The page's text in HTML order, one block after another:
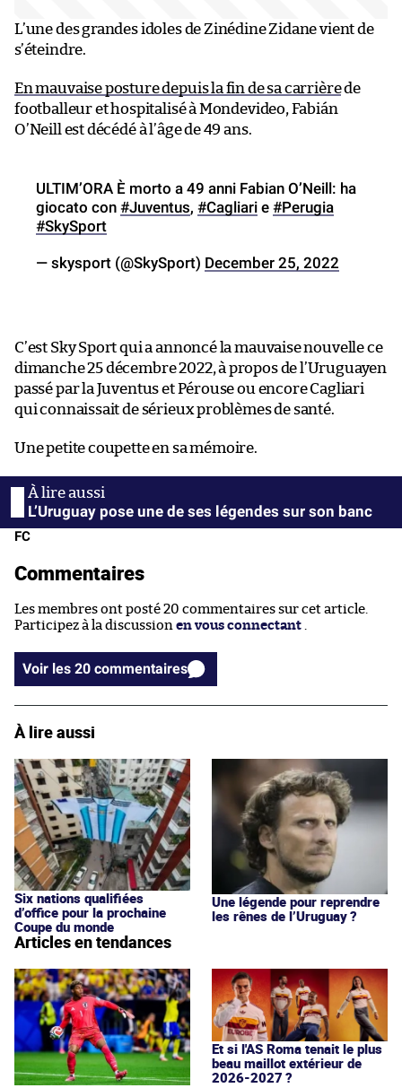
L’une des grandes idoles de Zinédine Zidane vient de
s’éteindre.
En mauvaise posture depuis la fin de sa carrièrede
footballeur et hospitalisé à Mondevideo, Fabián
O’Neill est décédé à l’âge de 49 ans.
ULTIM’ORA È morto a 49 anni Fabian O’Neill: ha
giocato con #Juventus, #Cagliari e #Perugia
#SkySport
— skysport (@SkySport) December 25, 2022
C’est Sky Sport qui a annoncé la mauvaise nouvelle ce
dimanche 25 décembre 2022, à propos de l’Uruguayen
passé par la Juventus et Pérouse ou encore Cagliari
qui connaissait de sérieux problèmes de santé.
Une petite coupette en sa mémoire.
L’Uruguay pose une de ses légendes sur son banc
FC
Commentaires
Les membres ont posté 20 commentaires sur cet article.
Participez à la discussion en vous connectant
Voir les 20 commentaires
À lire aussi
Six nations qualifiées
d’office pour la prochaine
Coupe du monde
Une légende pour reprendre
les rênes de l’Uruguay ?
Articles en tendances
Et si l'AS Roma tenait le plus
beau maillot extérieur de
2026-2027 ?